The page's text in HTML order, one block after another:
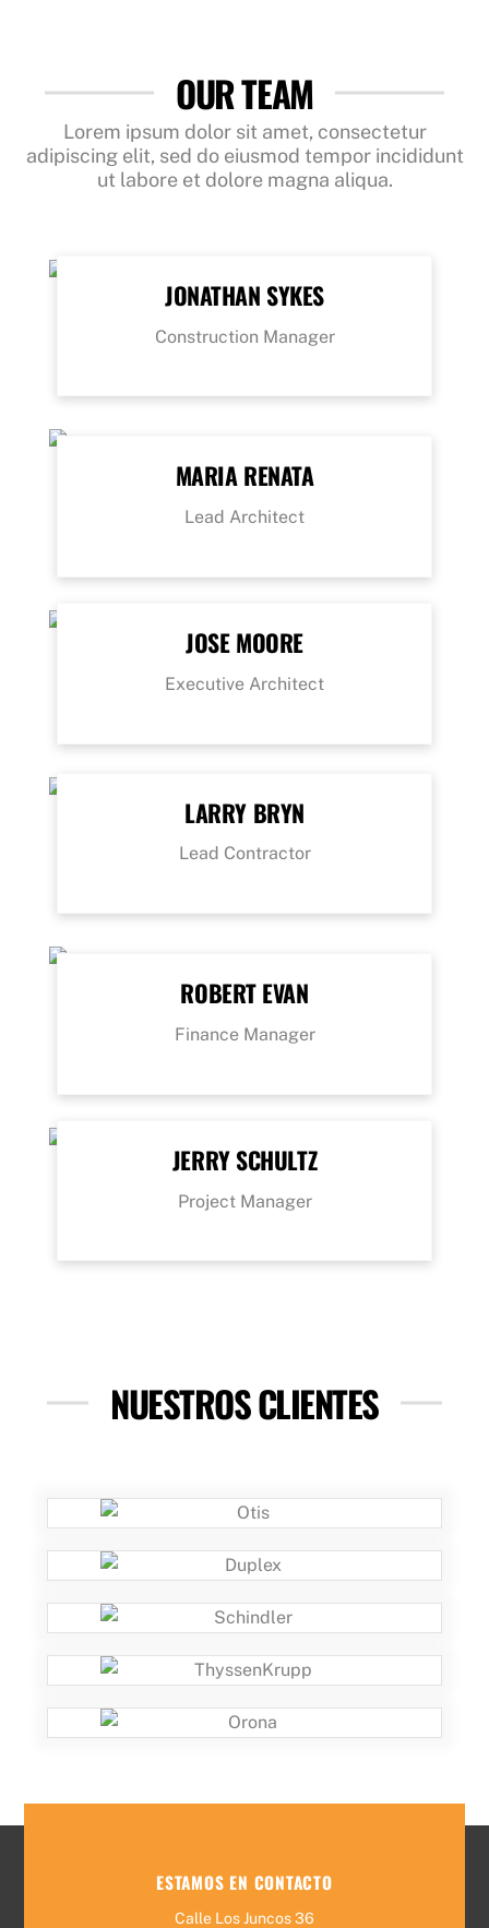
OUR TEAM
Lorem ipsum dolor sit amet, consectetur
adipiscing elit, sed do eiusmod tempor incididunt
ut labore et dolore magna aliqua.
JONATHAN SYKES
Construction Manager
MARIA RENATA
Lead Architect
JOSE MOORE
Executive Architect
LARRY BRYN
Lead Contractor
ROBERT EVAN
Finance Manager
JERRY SCHULTZ
Project Manager
NUESTROS CLIENTES
ESTAMOS EN CONTACTO
Calle Los Juncos 36